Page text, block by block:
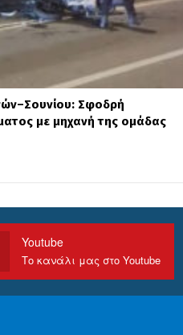
Σφοδρή
με μηχανή της ομάδας
Youtube
Το κανάλι μας στο Youtube